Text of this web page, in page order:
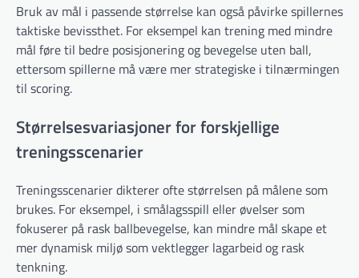
Bruk av mål i passende størrelse kan også påvirke spillernes
taktiske bevissthet. For eksempel kan trening med mindre
mål føre til bedre posisjonering og bevegelse uten ball,
ettersom spillerne må være mer strategiske i tilnærmingen
til scoring.
Størrelsesvariasjoner for forskjellige
treningsscenarier
Treningsscenarier dikterer ofte størrelsen på målene som
brukes. For eksempel, i smålagsspill eller øvelser som
fokuserer på rask ballbevegelse, kan mindre mål skape et
mer dynamisk miljø som vektlegger lagarbeid og rask
tenkning.